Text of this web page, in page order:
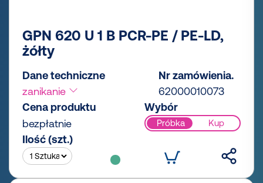
GPN 620 U 1 B PCR-PE / PE-LD,
żółty
Dane techniczne
zanikanie
Nr zamówienia.
62000010073
Cena produktu
bezpłatnie
Wybór
Próbka Kup
Ilość (szt.)